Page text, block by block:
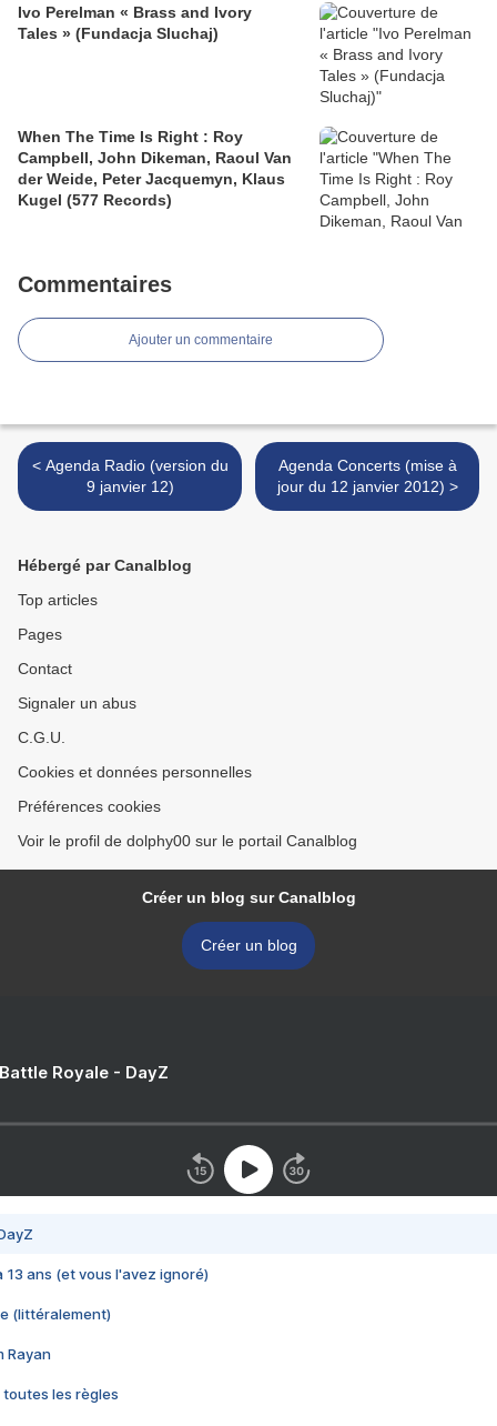
Ivo Perelman « Brass and Ivory
Tales » (Fundacja Sluchaj)
When The Time Is Right : Roy
Campbell, John Dikeman, Raoul Van
der Weide, Peter Jacquemyn, Klaus
Kugel (577 Records)
Commentaires
Ajouter un commentaire
< Agenda Radio (version du
9 janvier 12)
Agenda Concerts (mise à
jour du 12 janvier 2012) >
Hébergé par Canalblog
Top articles
Pages
Contact
Signaler un abus
C.G.U.
Cookies et données personnelles
Préférences cookies
Voir le profil de dolphy00 sur le portail Canalblog
Créer un blog sur Canalblog
Créer un blog
Royale - DayZ
13 ans (et vous l'avez ignoré)
(littéralement)
Rayan
toutes les règles